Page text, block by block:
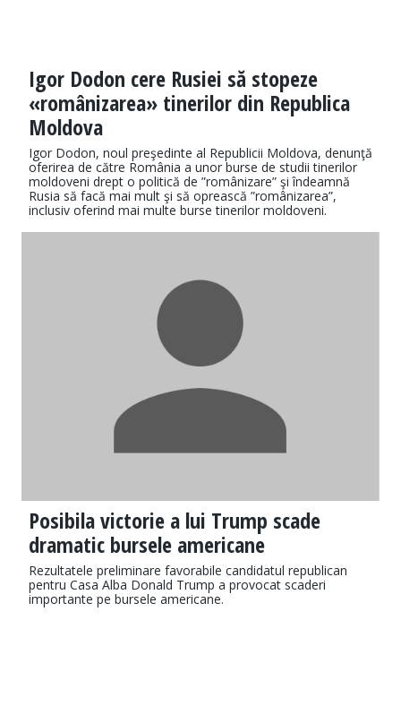
Igor Dodon cere Rusiei să stopeze
«românizarea» tinerilor din Republica
Moldova
Igor Dodon, noul preşedinte al Republicii Moldova, denunţă
oferirea de către România a unor burse de studii tinerilor
moldoveni drept o politică de ”românizare” şi îndeamnă
Rusia să facă mai mult şi să oprească ”românizarea”,
inclusiv oferind mai multe burse tinerilor moldoveni.
Posibila victorie a lui Trump scade
dramatic bursele americane
Rezultatele preliminare favorabile candidatul republican
pentru Casa Alba Donald Trump a provocat scaderi
importante pe bursele americane.